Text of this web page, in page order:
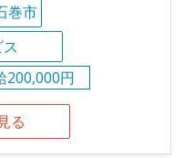
巻市
200,000円
る